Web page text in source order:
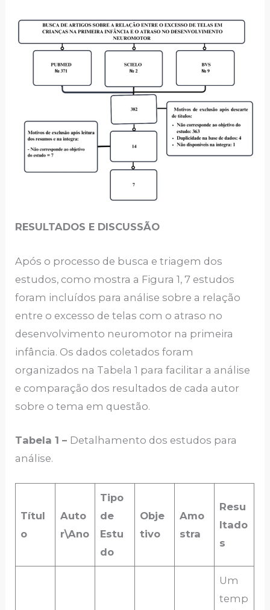
RESULTADOS E DISCUSSÃO
Após o processo de busca e triagem dos
estudos, como mostra a Figura 1, 7 estudos
foram incluídos para análise sobre a relação
entre o excesso de telas com o atraso no
desenvolvimento neuromotor na primeira
infância. Os dados coletados foram
organizados na Tabela 1 para facilitar a análise
e comparação dos resultados de cada autor
sobre o tema em questão.
Tabela 1 – Detalhamento dos estudos para
análise.
Títul
o
Auto
r\Ano
Tipo
de
Estu
do
Obje
tivo
Amo
stra
Resu
ltado
s
Um
temp